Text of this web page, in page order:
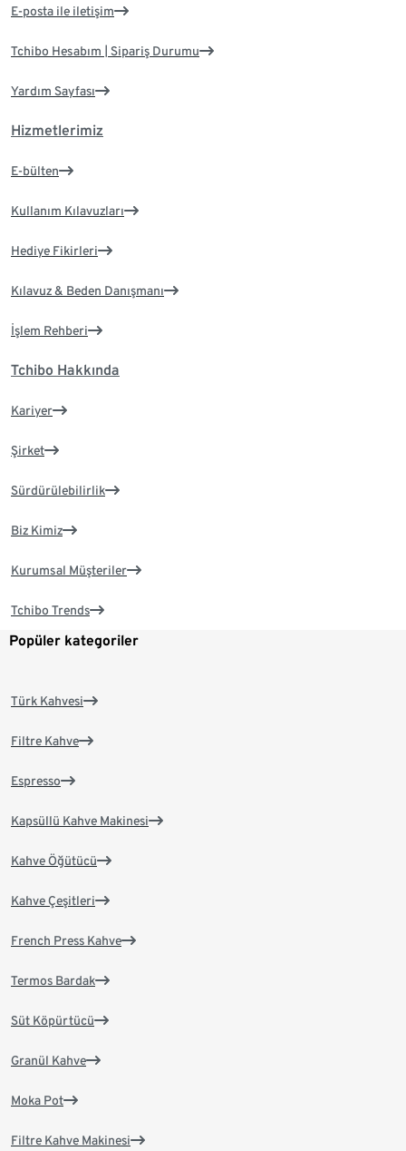
E-posta ile iletişim
Tchibo Hesabım | Sipariş Durumu
Yardım Sayfası
Hizmetlerimiz
E-bülten
Kullanım Kılavuzları
Hediye Fikirleri
Kılavuz & Beden Danışmanı
İşlem Rehberi
Tchibo Hakkında
Kariyer
Şirket
Sürdürülebilirlik
Biz Kimiz
Kurumsal Müşteriler
Tchibo Trends
Popüler kategoriler
Türk Kahvesi
Filtre Kahve
Espresso
Kapsüllü Kahve Makinesi
Kahve Öğütücü
Kahve Çeşitleri
French Press Kahve
Termos Bardak
Süt Köpürtücü
Granül Kahve
Moka Pot
Filtre Kahve Makinesi